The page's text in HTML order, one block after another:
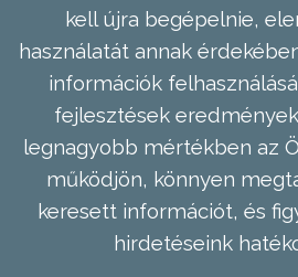
kell újra begépelnie,
használatát annak
információk
fejlesztések
legnagyobb mértékben az
működjön, könnyen
keresett információt, és
hirdetéseink